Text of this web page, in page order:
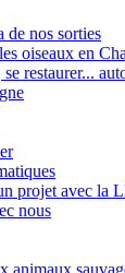
de nos sorties
oiseaux en
se restaurer...
projet avec la
nous
animaux